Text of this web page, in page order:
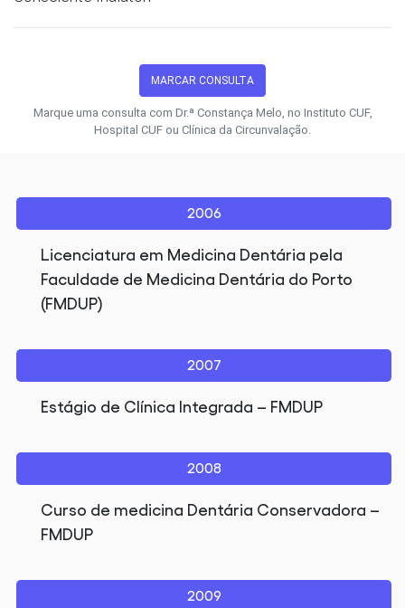
MARCAR CONSULTA
Marque uma consulta com Dr.ª Constança Melo, no Instituto CUF,
Hospital CUF ou Clínica da Circunvalação.
2006
Licenciatura em Medicina Dentária pela
Faculdade de Medicina Dentária do Porto
(FMDUP)
2007
Estágio de Clínica Integrada – FMDUP
2008
Curso de medicina Dentária Conservadora –
FMDUP
2009